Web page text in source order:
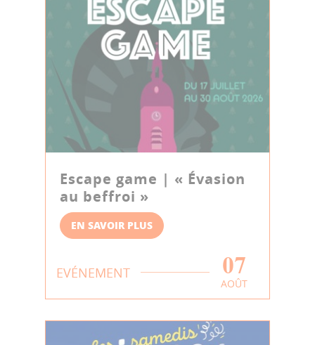
Escape game | « Évasion
au beffroi »
EN SAVOIR PLUS
EVÉNEMENT 07
AOÛT